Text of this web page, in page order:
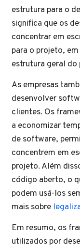
estrutura para o
significa que os
concentrar em
para o projeto,
estrutura geral do
As empresas
desenvolver
clientes. Os
a economizar
de software,
concentrem em
projeto. Além
código aberto, o
podem usá-los
mais sobre
Em resumo, os
utilizados por